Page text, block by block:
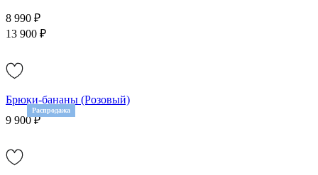
8 990 ₽
13 900 ₽
Распродажа
Брюки-бананы (Розовый)
9 900 ₽